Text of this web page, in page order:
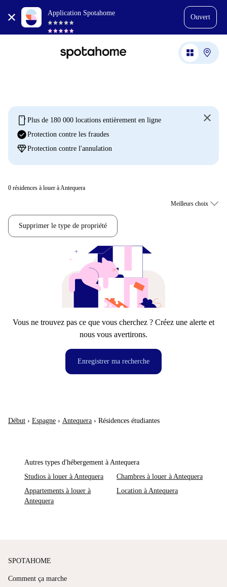
Application Spotahome
Ouvert
mobile Plus de 180 000 locations entièrement en ligne
check_circleProtection contre les fraudes
diamondProtection contre l'annulation
0 résidences à louer à Antequera
Supprimer le type de propriété
Vous ne trouvez pas ce que vous cherchez ? Créez une alerte et
nous vous avertirons.
Enregistrer ma recherche
Début › Espagne › Antequera › Résidences étudiantes
Autres types d'hébergement à Antequera
Studios à louer à Antequera
Chambres à louer à Antequera
Appartements à louer à
Antequera
Location à Antequera
SPOTAHOME
Comment ça marche